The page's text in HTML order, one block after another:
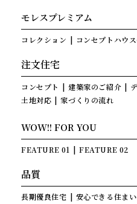
モレスプレミアム
コレクション コンセプトハウ
注文住宅
コンセプト 建築家のご紹介
土地対応
家づくりの流れ
WOW!! FOR YOU
FEATURE 01 FEATURE 02
品質
長期優良住宅
安心できる住ま